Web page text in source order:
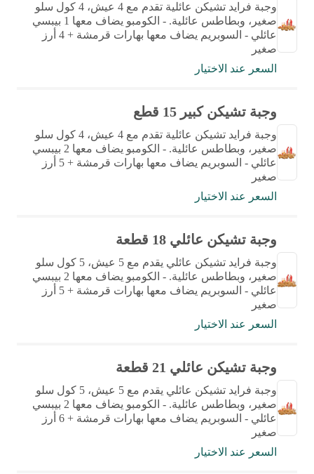
وجبة فرايد تشيكن عائلية تقدم مع 4 عيش، 4 كول سلو
صغير، وبطاطس عائلية. - الكومبو يضاف معها 1 بيبسي
عائلي - السوبريم يضاف معها بهارات قرمشة + 4 أرز
صغير
السعر عند الاختيار
وجبة تشيكن كبير 15 قطع
وجبة فرايد تشيكن عائلية تقدم مع 4 عيش، 4 كول سلو
صغير، وبطاطس عائلية. - الكومبو يضاف معها 2 بيبسي
عائلي - السوبريم يضاف معها بهارات قرمشة + 5 أرز
صغير
السعر عند الاختيار
وجبة تشيكن عائلي 18 قطعة
وجبة فرايد تشيكن عائلي يقدم مع 5 عيش، 5 كول سلو
صغير، وبطاطس عائلية. - الكومبو يضاف معها 2 بيبسي
عائلي - السوبريم يضاف معها بهارات قرمشة + 5 أرز
صغير
السعر عند الاختيار
وجبة تشيكن عائلي 21 قطعة
وجبة فرايد تشيكن عائلي يقدم مع 5 عيش، 5 كول سلو
صغير، وبطاطس عائلية. - الكومبو يضاف معها 2 بيبسي
عائلي - السوبريم يضاف معها بهارات قرمشة + 6 أرز
صغير
السعر عند الاختيار